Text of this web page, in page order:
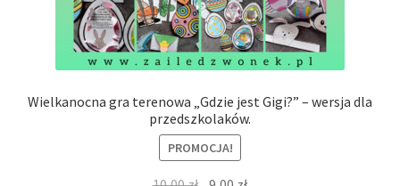
Wielkanocna gra terenowa „Gdzie jest Gigi?” – wersja dla
przedszkolaków.
PROMOCJA!